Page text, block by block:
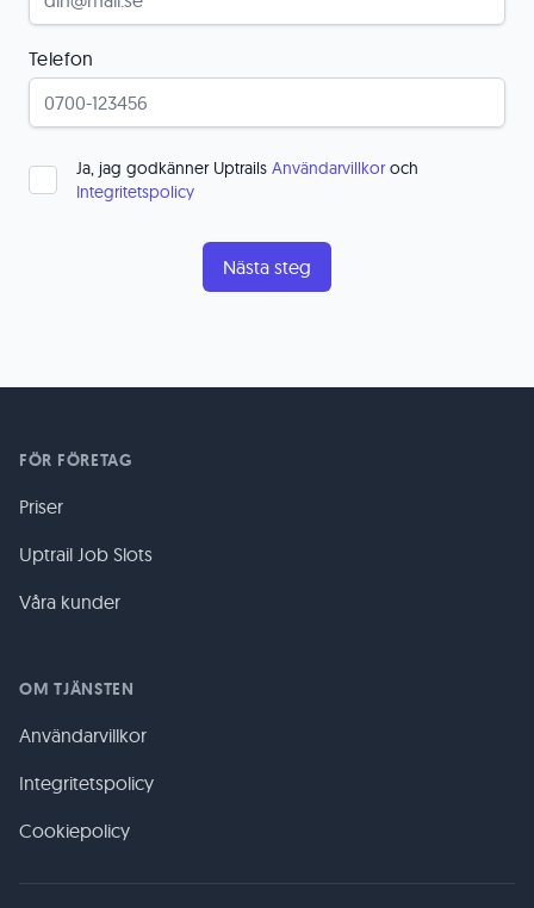
Telefon
Ja, jag godkänner Uptrails Användarvillkoroch
Integritetspolicy
FÖR FÖRETAG
Priser
Uptrail Job Slots
Våra kunder
OM TJÄNSTEN
Användarvillkor
Integritetspolicy
Cookiepolicy